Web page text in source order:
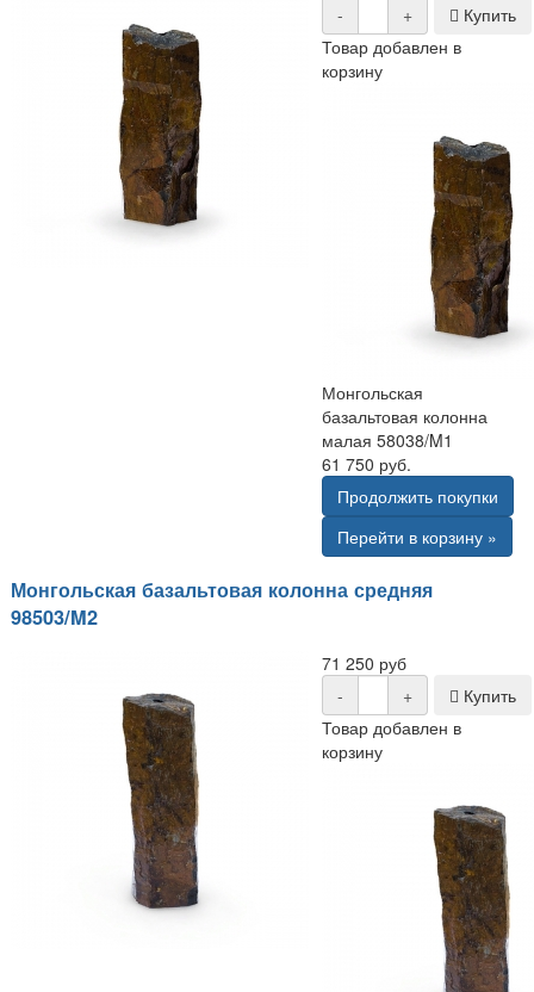
-
+
Купить
Товар добавлен в
корзину
Монгольская
базальтовая колонна
малая 58038/M1
61 750 руб.
Продолжить покупки
Перейти в корзину »
Монгольская базальтовая колонна средняя
98503/M2
71 250 руб
-
+
Купить
Товар добавлен в
корзину